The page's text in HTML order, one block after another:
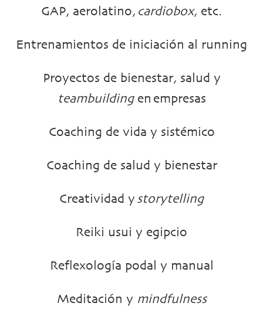
GAP, aerolatino, cardiobox, etc.
Entrenamientos de iniciación al running
Proyectos de bienestar, salud y
teambuilding en empresas
Coaching de vida y sistémico
Coaching de salud y bienestar
Creatividad y storytelling
Reiki usui y egipcio
Reflexología podal y manual
Meditación y mindfulness